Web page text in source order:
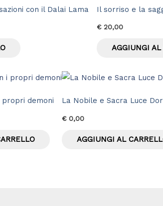
con il Dalai Lama Il sorriso e la
€20,00
AGGIUNGI AL
propri demoni La Nobile e Sacra Luce
€0,00
AGGIUNGI AL